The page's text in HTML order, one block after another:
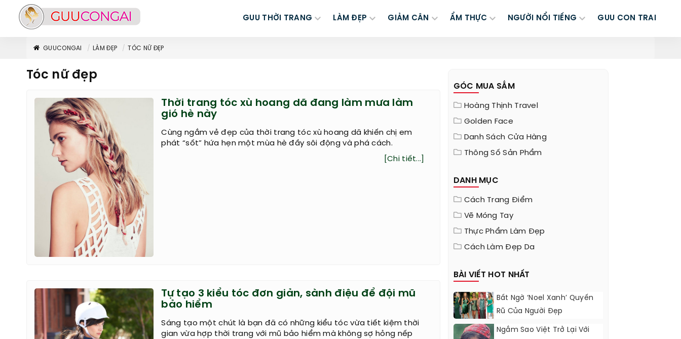
GUU THỜI TRANG LÀM ĐẸP GIẢM CÂN ẨM THỰC NGƯỜI NỔI TIẾNG GUU CON TRAI
GUUCONGAI LÀM ĐẸP TÓC NỮ ĐẸP
Tóc nữ đẹp
Thời trang tóc xù hoang dã đang làm mưa làm
gió hè này
Cùng ngắm vẻ đẹp của thời trang tóc xù hoang dã khiến chị em
phát “sốt” hứa hẹn một mùa hè đầy sôi động và phá cách.
[Chi tiết...]
Tự tạo 3 kiểu tóc đơn giản, sành điệu để đội mũ
bảo hiểm
Sáng tạo một chút là bạn đã có những kiểu tóc vừa tiết kiệm thời
gian vừa hợp thời trang với mũ bảo hiểm mà không sợ hỏng nếp
GÓC MUA SẮM
Hoàng Thịnh Travel
Golden Face
Danh Sách Cửa Hàng
Thông Số Sản Phẩm
DANH MỤC
Cách Trang Điểm
Vẽ Móng Tay
Thực Phẩm Làm Đẹp
Cách Làm Đẹp Da
BÀI VIẾT HOT NHẤT
Bất Ngờ ‘Noel Xanh’ Quyến
Rũ Của Người Đẹp
Ngắm Sao Việt Trở Lại Với